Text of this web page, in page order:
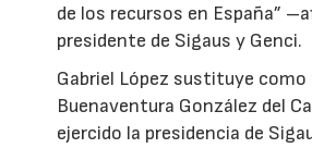
de los recursos en España”
presidente de Sigaus y Genci.
Gabriel López sustituye como
Buenaventura González del
ejercido la presidencia de